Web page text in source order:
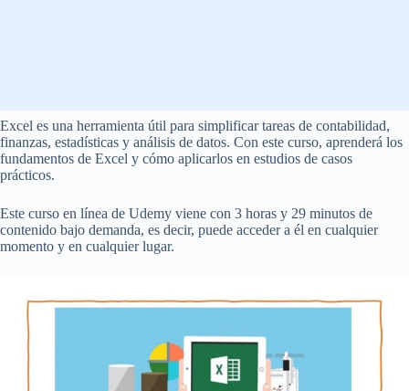
Excel es una herramienta útil para simplificar tareas de contabilidad,
finanzas, estadísticas y análisis de datos. Con este curso, aprenderá los
fundamentos de Excel y cómo aplicarlos en estudios de casos
prácticos.
Este curso en línea de Udemy viene con 3 horas y 29 minutos de
contenido bajo demanda, es decir, puede acceder a él en cualquier
momento y en cualquier lugar.